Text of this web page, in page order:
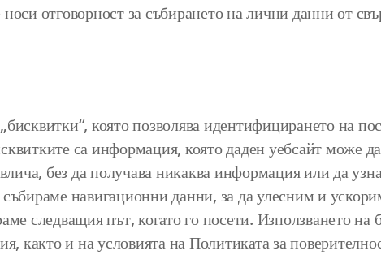
отговорност за събирането на лични данни от
която позволява идентифицирането на
са информация, която даден уебсайт може
без да получава никаква информация или да
навигационни данни, за да улесним и
следващия път, когато го посети. Използването на
както и на условията на Политиката за